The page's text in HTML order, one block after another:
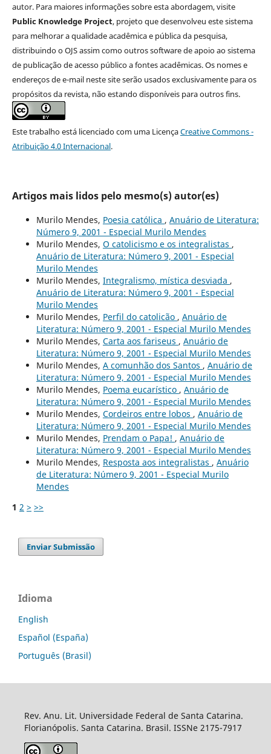
autor. Para maiores informações sobre esta abordagem, visite
Public Knowledge Project, projeto que desenvolveu este sistema
para melhorar a qualidade acadêmica e pública da pesquisa,
distribuindo o OJS assim como outros software de apoio ao sistema
de publicação de acesso público a fontes acadêmicas. Os nomes e
endereços de e-mail neste site serão usados exclusivamente para os
propósitos da revista, não estando disponíveis para outros fins.
Este trabalho está licenciado com uma LicençaCreative Commons -
Atribuição 4.0 Internacional.
Artigos mais lidos pelo mesmo(s) autor(es)
Murilo Mendes, Poesia católica , Anuário de Literatura:
Número 9, 2001 - Especial Murilo Mendes
Murilo Mendes, O catolicismo e os integralistas ,
Anuário de Literatura: Número 9, 2001 - Especial
Murilo Mendes
Murilo Mendes, Integralismo, mística desviada ,
Anuário de Literatura: Número 9, 2001 - Especial
Murilo Mendes
Murilo Mendes, Perfil do catolicão , Anuário de
Literatura: Número 9, 2001 - Especial Murilo Mendes
Murilo Mendes, Carta aos fariseus , Anuário de
Literatura: Número 9, 2001 - Especial Murilo Mendes
Murilo Mendes, A comunhão dos Santos , Anuário de
Literatura: Número 9, 2001 - Especial Murilo Mendes
Murilo Mendes, Poema eucarístico , Anuário de
Literatura: Número 9, 2001 - Especial Murilo Mendes
Murilo Mendes, Cordeiros entre lobos , Anuário de
Literatura: Número 9, 2001 - Especial Murilo Mendes
Murilo Mendes, Prendam o Papa! , Anuário de
Literatura: Número 9, 2001 - Especial Murilo Mendes
Murilo Mendes, Resposta aos integralistas , Anuário
de Literatura: Número 9, 2001 - Especial Murilo
Mendes
1 2 > >>
Enviar Submissão
Idioma
English
Español (España)
Português (Brasil)
Rev. Anu. Lit. Universidade Federal de Santa Catarina.
Florianópolis. Santa Catarina. Brasil. ISSNe 2175-7917